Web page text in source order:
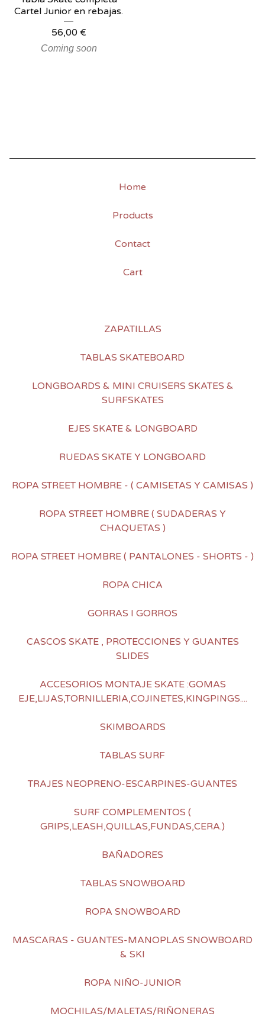
Cartel Junior en rebajas.
56,00 €
Coming soon
Home
Products
Contact
Cart
ZAPATILLAS
TABLAS SKATEBOARD
LONGBOARDS & MINI CRUISERS SKATES &
SURFSKATES
EJES SKATE & LONGBOARD
RUEDAS SKATE Y LONGBOARD
ROPA STREET HOMBRE - ( CAMISETAS Y CAMISAS )
ROPA STREET HOMBRE ( SUDADERAS Y
CHAQUETAS )
ROPA STREET HOMBRE ( PANTALONES - SHORTS - )
ROPA CHICA
GORRAS I GORROS
CASCOS SKATE , PROTECCIONES Y GUANTES
SLIDES
ACCESORIOS MONTAJE SKATE :GOMAS
EJE,LIJAS,TORNILLERIA,COJINETES,KINGPINGS....
SKIMBOARDS
TABLAS SURF
TRAJES NEOPRENO-ESCARPINES-GUANTES
SURF COMPLEMENTOS (
GRIPS,LEASH,QUILLAS,FUNDAS,CERA.)
BAÑADORES
TABLAS SNOWBOARD
ROPA SNOWBOARD
MASCARAS - GUANTES-MANOPLAS SNOWBOARD
& SKI
ROPA NIÑO-JUNIOR
MOCHILAS/MALETAS/RIÑONERAS